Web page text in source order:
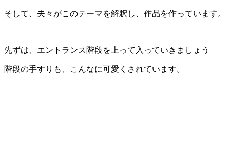
そして、夫々がこのテーマを解釈し、作品を作っています。
先ずは、エントランス階段を上って入っていきましょう
階段の手すりも、こんなに可愛くされています。